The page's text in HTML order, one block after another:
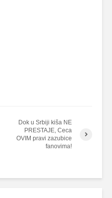
Dok u Srbiji kiša NE
PRESTAJE, Ceca
OVIM pravi zazubice
fanovima!